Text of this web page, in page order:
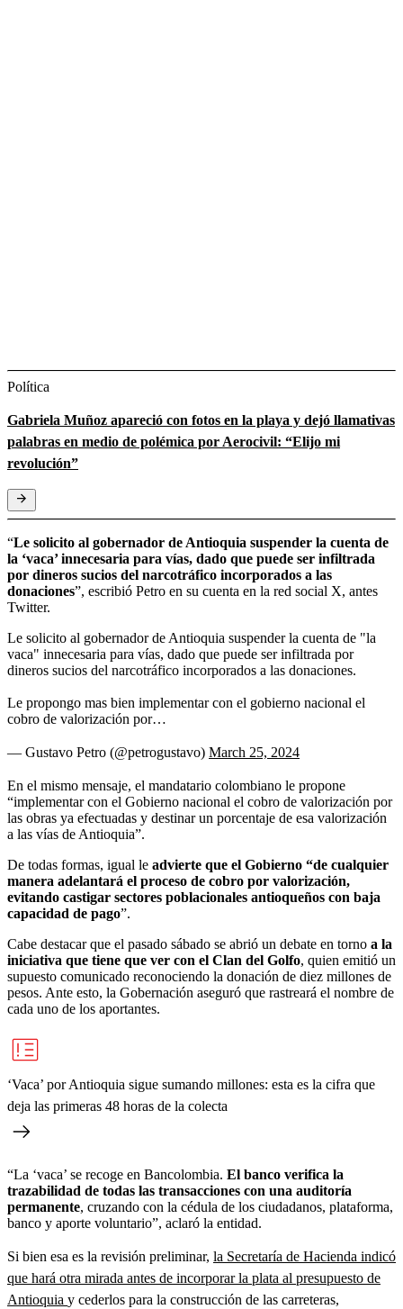
Política
Gabriela Muñoz apareció con fotos en la playa y dejó llamativas
palabras en medio de polémica por Aerocivil: “Elijo mi
revolución”
“Le solicito al gobernador de Antioquia suspender la cuenta de
la ‘vaca’ innecesaria para vías, dado que puede ser infiltrada
por dineros sucios del narcotráfico incorporados a las
donaciones”, escribió Petro en su cuenta en la red social X, antes
Twitter.
Le solicito al gobernador de Antioquia suspender la cuenta de "la
vaca" innecesaria para vías, dado que puede ser infiltrada por
dineros sucios del narcotráfico incorporados a las donaciones.
Le propongo mas bien implementar con el gobierno nacional el
cobro de valorización por…
— Gustavo Petro (@petrogustavo) March 25, 2024
En el mismo mensaje, el mandatario colombiano le propone
“implementar con el Gobierno nacional el cobro de valorización por
las obras ya efectuadas y destinar un porcentaje de esa valorización
a las vías de Antioquia”.
De todas formas, igual le advierte que el Gobierno “de cualquier
manera adelantará el proceso de cobro por valorización,
evitando castigar sectores poblacionales antioqueños con baja
capacidad de pago”.
Cabe destacar que el pasado sábado se abrió un debate en torno a la
iniciativa que tiene que ver con el Clan del Golfo, quien emitió un
supuesto comunicado reconociendo la donación de diez millones de
pesos. Ante esto, la Gobernación aseguró que rastreará el nombre de
cada uno de los aportantes.
‘Vaca’ por Antioquia sigue sumando millones: esta es la cifra que
deja las primeras 48 horas de la colecta
“La ‘vaca’ se recoge en Bancolombia. El banco verifica la
trazabilidad de todas las transacciones con una auditoría
permanente, cruzando con la cédula de los ciudadanos, plataforma,
banco y aporte voluntario”, aclaró la entidad.
Si bien esa es la revisión preliminar, la Secretaría de Hacienda indicó
que hará otra mirada antes de incorporar la plata al presupuesto de
Antioquia y cederlos para la construcción de las carreteras,